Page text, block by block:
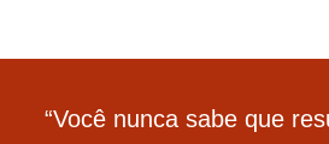
“Você nunca sabe que